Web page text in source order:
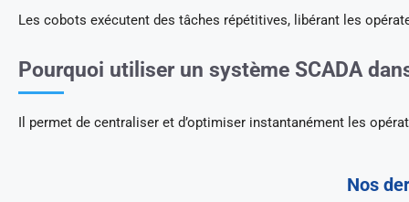
Les cobots exécutent des tâches répétitives, libérant les
Pourquoi utiliser un système SCADA
Il permet de centraliser et d’optimiser instantanément les
Nos